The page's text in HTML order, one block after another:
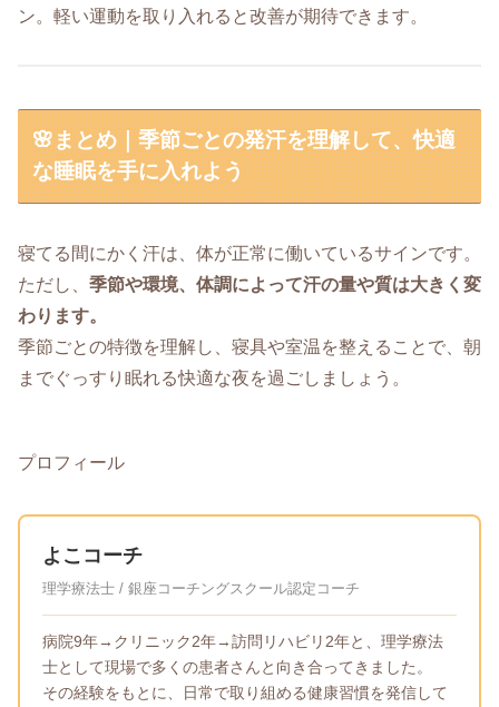
ン。軽い運動を取り入れると改善が期待できます。
🌸まとめ｜季節ごとの発汗を理解して、快適
な睡眠を手に入れよう
寝てる間にかく汗は、体が正常に働いているサインです。
ただし、 季節や環境、体調によって汗の量や質は大きく変
わります。
季節ごとの特徴を理解し、寝具や室温を整えることで、朝
までぐっすり眠れる快適な夜を過ごしましょう。
プロフィール
よこコーチ
理学療法士 / 銀座コーチングスクール認定コーチ
病院9年→クリニック2年→訪問リハビリ2年と、理学療法
士として現場で多くの患者さんと向き合ってきました。
その経験をもとに、日常で取り組める健康習慣を発信して